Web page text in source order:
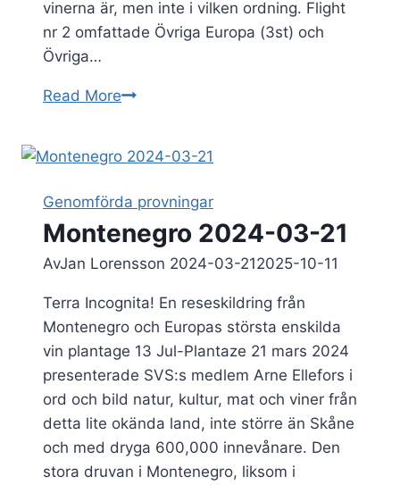
vinerna är, men inte i vilken ordning. Flight
nr 2 omfattade Övriga Europa (3st) och
Övriga…
Read MoreKvalitetsroséer
20
2024
Genomförda provningar
Montenegro 2024-03-21
AvJan Lorensson 2024-03-212025-10-11
Terra Incognita! En reseskildring från
Montenegro och Europas största enskilda
vin plantage 13 Jul-Plantaze 21 mars 2024
presenterade SVS:s medlem Arne Ellefors i
ord och bild natur, kultur, mat och viner från
detta lite okända land, inte större än Skåne
och med dryga 600,000 innevånare. Den
stora druvan i Montenegro, liksom i